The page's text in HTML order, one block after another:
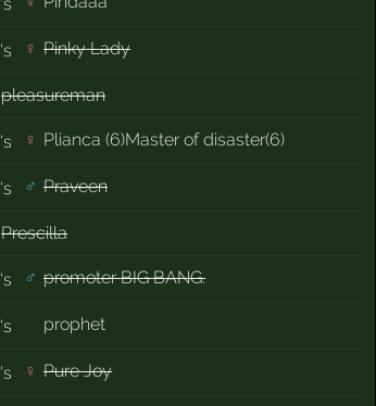
♀ Pinky Lady
pleasureman
♀ Plianca (6)Master of disaster(6)
♂ Praveen
Prescilla
♂ promoter BIG BANG.
prophet
♀ Pure Joy